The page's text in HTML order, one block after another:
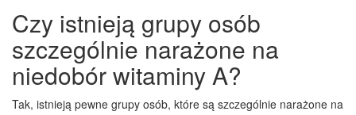
Czy istnieją grupy osób
szczególnie narażone na
niedobór witaminy A?
Tak, istnieją pewne grupy osób, które są szczególnie narażone na